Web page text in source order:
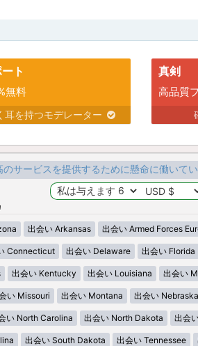
ト
無料
耳を持つモデレーター
真剣
高品質
のサービスを提供するために懸命に働いて
出会い Arkansas 出会い Armed Forces
Connecticut 出会い Delaware 出会い Florida
出会い Kentucky 出会い Louisiana 出会い
い Missouri 出会い Montana 出会い Nebraska
い North Carolina 出会い North Dakota 出会
出会い South Dakota 出会い Tennessee